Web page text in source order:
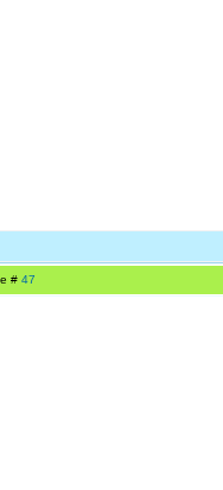
# 47